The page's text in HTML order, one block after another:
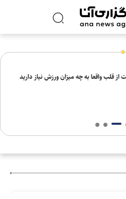
از قلب واقعا به چه میزان ورزش نیاز دارید